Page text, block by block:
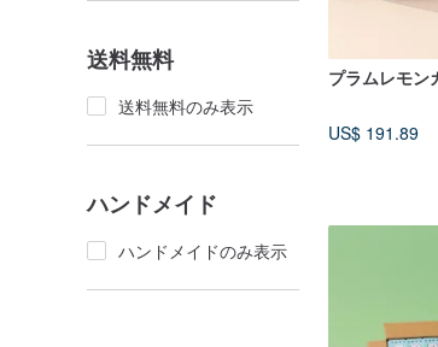
送料無料
送料無料のみ表示
ハンドメイド
ハンドメイドのみ表示
プラムレモン
US$ 191.89